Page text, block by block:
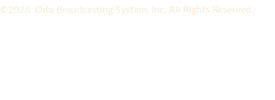
©2026 Oita Broadcasting System, Inc. All Rights Reserved.